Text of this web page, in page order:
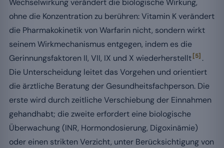
Wechselwirkung verändert die biologische Wirkung,
ohne die Konzentration zu berühren: Vitamin K verändert
die Pharmakokinetik von Warfarin nicht, sondern wirkt
seinem Wirkmechanismus entgegen, indem es die
Gerinnungsfaktoren II, VII, IX und X wiederherstellt[5] .
Die Unterscheidung leitet das Vorgehen und orientiert
die ärztliche Beratung der Gesundheitsfachperson. Die
erste wird durch zeitliche Verschiebung der Einnahmen
gehandhabt; die zweite erfordert eine biologische
Überwachung (INR, Hormondosierung, Digoxinämie)
oder einen strikten Verzicht, unter Berücksichtigung von